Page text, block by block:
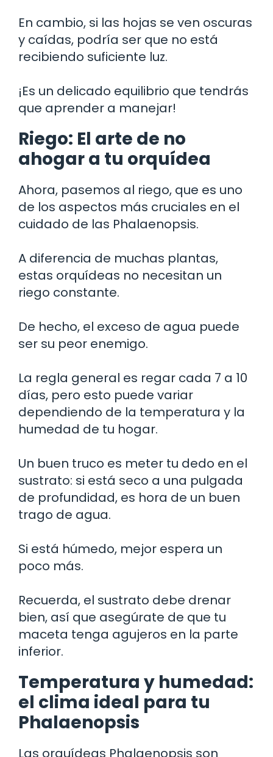
En cambio, si las hojas se ven oscuras
y caídas, podría ser que no está
recibiendo suficiente luz.
¡Es un delicado equilibrio que tendrás
que aprender a manejar!
Riego: El arte de no
ahogar a tu orquídea
Ahora, pasemos al riego, que es uno
de los aspectos más cruciales en el
cuidado de las Phalaenopsis.
A diferencia de muchas plantas,
estas orquídeas no necesitan un
riego constante.
De hecho, el exceso de agua puede
ser su peor enemigo.
La regla general es regar cada 7 a 10
días, pero esto puede variar
dependiendo de la temperatura y la
humedad de tu hogar.
Un buen truco es meter tu dedo en el
sustrato: si está seco a una pulgada
de profundidad, es hora de un buen
trago de agua.
Si está húmedo, mejor espera un
poco más.
Recuerda, el sustrato debe drenar
bien, así que asegúrate de que tu
maceta tenga agujeros en la parte
inferior.
Temperatura y humedad:
el clima ideal para tu
Phalaenopsis
Las orquídeas Phalaenopsis son